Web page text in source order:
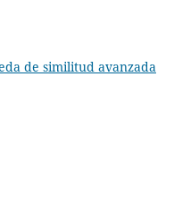
de similitud avanzada